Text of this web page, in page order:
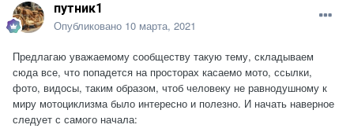
путник1
Опубликовано 10 марта, 2021
Предлагаю уважаемому сообществу такую тему, складываем
сюда все, что попадется на просторах касаемо мото, ссылки,
фото, видосы, таким образом, чтоб человеку не равнодушному к
миру мотоциклизма было интересно и полезно. И начать наверное
следует с самого начала: